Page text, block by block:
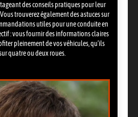
des conseils pratiques pour leur
trouverez également des astuces sur
utiles pour une conduite en
: vous fournir des informations claires
pleinement de vos véhicules, qu’ils
quatre ou deux roues.